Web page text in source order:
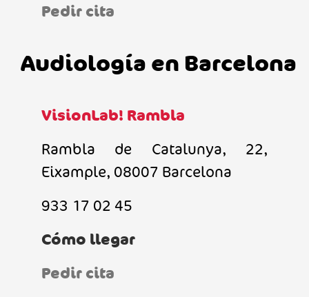
Pedir cita
Audiología en Barcelona
VisionLab! Rambla
Rambla de Catalunya, 22,
Eixample, 08007 Barcelona
933 17 02 45
Cómo llegar
Pedir cita